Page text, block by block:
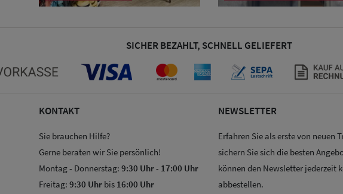
SICHER BEZAHLT, SCHNELL GELIEFERT
KONTAKT
Sie brauchen Hilfe?
Gerne beraten wir Sie persönlich!
Montag - Donnerstag: 9:30 Uhr- 17:00 Uhr
Freitag: 9:30 Uhr bis 16:00 Uhr
NEWSLETTER
Erfahren Sie als erste von neuen
sichern Sie sich die besten
können den Newsletter jederzeit
abbestellen.